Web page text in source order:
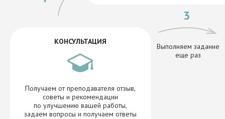
КОНСУЛЬТАЦИЯ
Получаем от преподавателя отзыв,
советы и рекомендации
по улучшению вашей работы,
задаем вопросы и получаем ответы
3
Выполняем задание
еще раз